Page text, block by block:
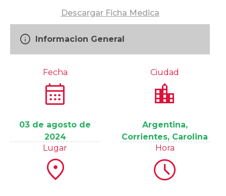
Descargar Ficha Medica
info Informacion General
Fecha
calendar_month
03 de agosto de
2024
Ciudad
location_city
Argentina,
Corrientes, Carolina
Lugar
location_on
Hora
schedule